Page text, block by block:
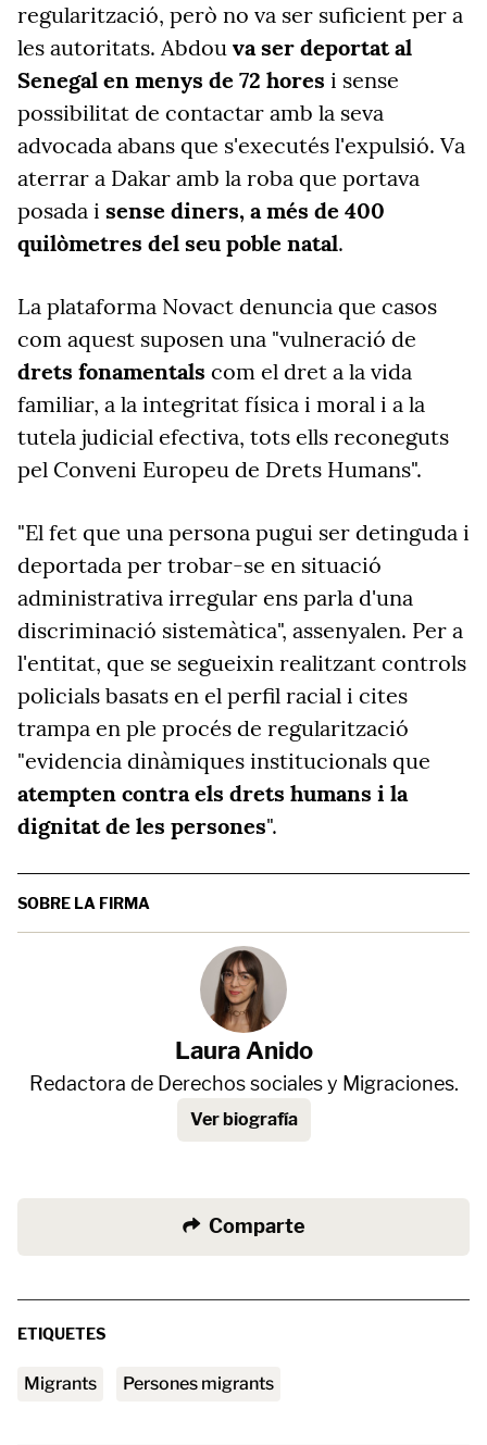
regularització, però no va ser suficient per a
les autoritats. Abdou va ser deportat al
Senegal en menys de 72 hores i sense
possibilitat de contactar amb la seva
advocada abans que s'executés l'expulsió. Va
aterrar a Dakar amb la roba que portava
posada i sense diners, a més de 400
quilòmetres del seu poble natal.
La plataforma Novact denuncia que casos
com aquest suposen una "vulneració de
drets fonamentals com el dret a la vida
familiar, a la integritat física i moral i a la
tutela judicial efectiva, tots ells reconeguts
pel Conveni Europeu de Drets Humans".
"El fet que una persona pugui ser detinguda i
deportada per trobar-se en situació
administrativa irregular ens parla d'una
discriminació sistemàtica", assenyalen. Per a
l'entitat, que se segueixin realitzant controls
policials basats en el perfil racial i cites
trampa en ple procés de regularització
"evidencia dinàmiques institucionals que
atempten contra els drets humans i la
dignitat de les persones".
SOBRE LA FIRMA
Laura Anido
Redactora de Derechos sociales y Migraciones.
Ver biografía
Comparte
ETIQUETES
migrants persones migrants